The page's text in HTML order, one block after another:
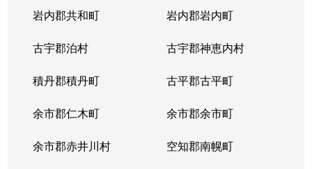
岩内郡共和町 岩内郡岩内町
古宇郡泊村 古宇郡神恵内村
積丹郡積丹町 古平郡古平町
余市郡仁木町 余市郡余市町
余市郡赤井川村 空知郡南幌町